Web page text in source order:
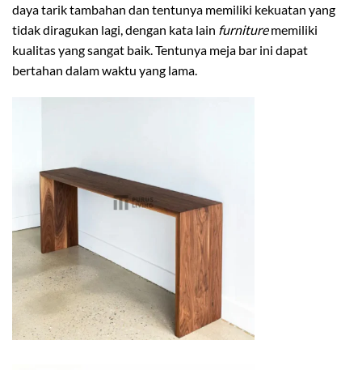
daya tarik tambahan dan tentunya memiliki kekuatan yang
tidak diragukan lagi, dengan kata lain furniturememiliki
kualitas yang sangat baik. Tentunya meja bar ini dapat
bertahan dalam waktu yang lama.